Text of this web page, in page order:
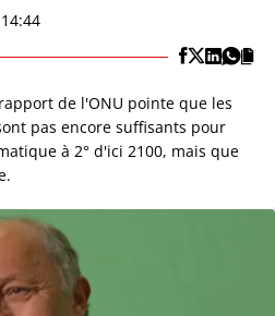
de l'ONU pointe que les
pas encore suffisants pour
à 2° d'ici 2100, mais que